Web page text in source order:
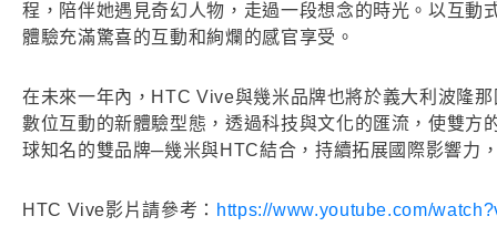
程，陪伴她遇見奇幻人物，走過一段想念的時光。以互
體驗充滿驚喜的互動和絢爛的感官享受。
在未來一年內，HTC Vive與幾米品牌也將於義大利波隆
數位互動的新體驗型態，透過科技與文化的匯流，使雙
球知名的雙品牌─幾米與HTC結合，持續拓展國際影響力
HTC Vive影片請參考： https://www.youtube.com/